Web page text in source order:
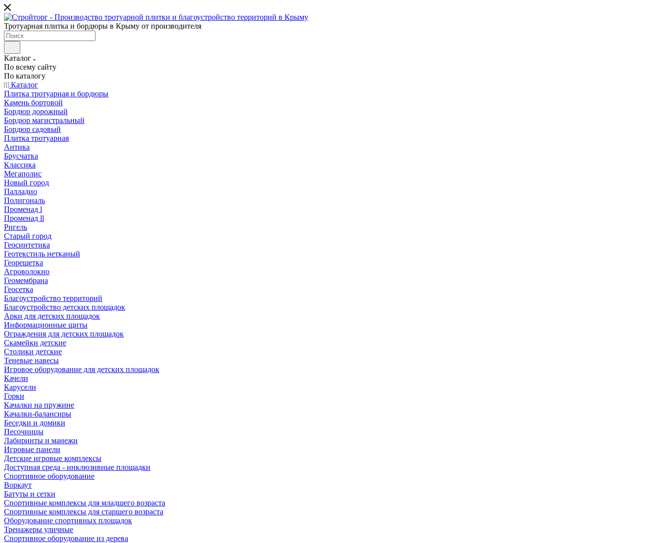
Тротуарная плитка и бордюры в Крыму от производителя
Каталог
По всему сайту
По каталогу
Каталог
Плитка тротуарная и бордюры
Камень бортовой
Бордюр дорожный
Бордюр магистральный
Бордюр садовый
Плитка тротуарная
Антика
Брусчатка
Классика
Мегаполис
Новый город
Палладио
Полигональ
Променад l
Променад ll
Ригель
Старый город
Геосинтетика
Геотекстиль нетканый
Георешетка
Агроволокно
Геомембрана
Геосетка
Благоустройство территорий
Благоустройство детских площадок
Арки для детских площадок
Информационные щиты
Ограждения для детских площадок
Скамейки детские
Столики детские
Теневые навесы
Игровое оборудование для детских площадок
Качели
Карусели
Горки
Качалки на пружине
Качалки-балансиры
Беседки и домики
Песочницы
Лабиринты и манежи
Игровые панели
Детские игровые комплексы
Доступная среда - инклюзивные площадки
Спортивное оборудование
Воркаут
Батуты и сетки
Спортивные комплексы для младшего возраста
Спортивные комплексы для старшего возраста
Оборудование спортивных площадок
Тренажеры уличные
Спортивное оборудование из дерева